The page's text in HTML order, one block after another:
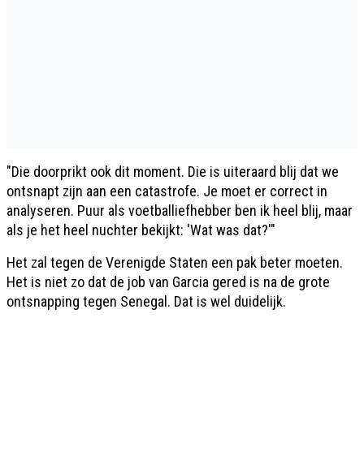
"Die doorprikt ook dit moment. Die is uiteraard blij dat we
ontsnapt zijn aan een catastrofe. Je moet er correct in
analyseren. Puur als voetballiefhebber ben ik heel blij, maar
als je het heel nuchter bekijkt: 'Wat was dat?'"
Het zal tegen de Verenigde Staten een pak beter moeten.
Het is niet zo dat de job van Garcia gered is na de grote
ontsnapping tegen Senegal. Dat is wel duidelijk.